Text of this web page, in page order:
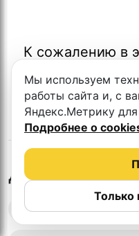
К сожалению в
Другие студии
Выездная запись
Мы используем
работы сайта и, с
Яндекс.Метрику
Подробнее о
Только